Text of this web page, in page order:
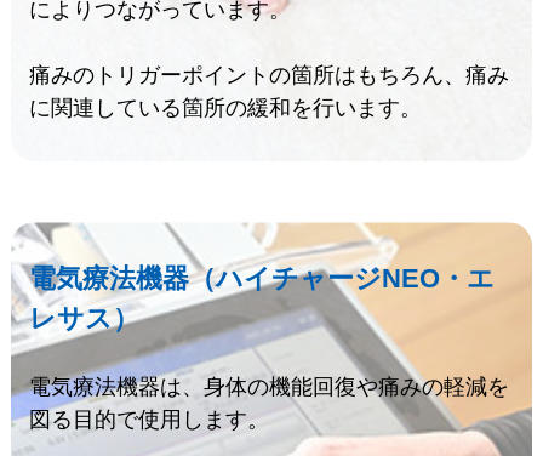
によりつながっています。
痛みのトリガーポイントの箇所はもちろん、痛み
に関連している箇所の緩和を行います。
電気療法機器（ハイチャージNEO・エ
レサス）
電気療法機器は、身体の機能回復や痛みの軽減を
図る目的で使用します。